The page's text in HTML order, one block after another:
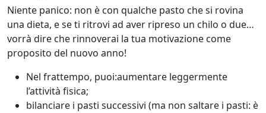
Niente panico: non è con qualche pasto che si rovina
una dieta, e se ti ritrovi ad aver ripreso un chilo o due…
vorrà dire che rinnoverai la tua motivazione come
proposito del nuovo anno!
Nel frattempo, puoi:aumentare leggermente
l’attività fisica;
bilanciare i pasti successivi (ma non saltare i pasti: è